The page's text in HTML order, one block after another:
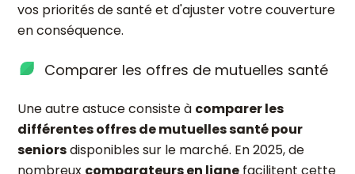
vos priorités de santé et d'ajuster votre couverture
en conséquence.
Comparer les offres de mutuelles santé
Une autre astuce consiste à comparer les
différentes offres de mutuelles santé pour
seniorsdisponibles sur le marché. En 2025, de